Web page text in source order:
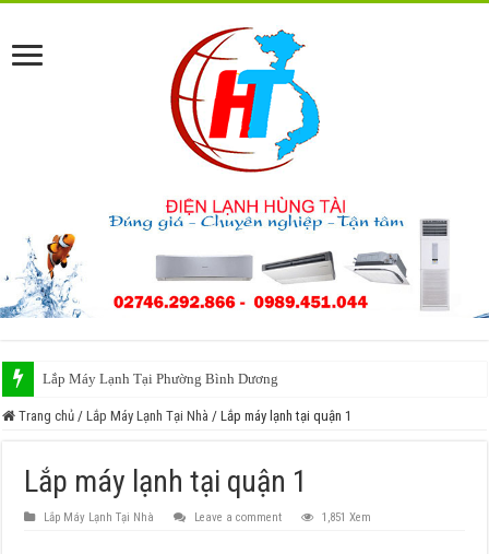
Lắp Máy Lạnh Tại Phường Bình Dương
Sửa Máy Lạnh Phường Bình Dương
Trang chủ / Lắp Máy Lạnh Tại Nhà / Lắp máy lạnh tại quận 1
Lắp máy lạnh tại quận 1
Lắp Máy Lạnh Tại Nhà Leave a comment 1,851 Xem